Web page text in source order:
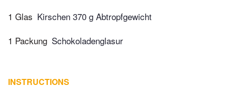
1 Glas Kirschen 370 g Abtropfgewicht
1 Packung Schokoladenglasur
INSTRUCTIONS